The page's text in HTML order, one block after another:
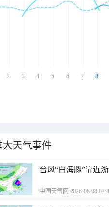
2 3 4 5 6 7 8
大天气事件
台风“白海豚”靠近
中国天气网 2026-08-08